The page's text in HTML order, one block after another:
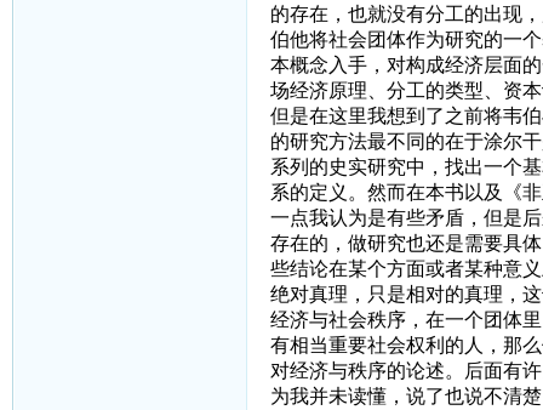
的存在，也就没有分工的出现
伯他将社会团体作为研究的一
本概念入手，对构成经济层面
场经济原理、分工的类型、资
但是在这里我想到了之前将韦
的研究方法最不同的在于涂尔
系列的史实研究中，找出一个
系的定义。然而在本书以及《
一点我认为是有些矛盾，但是
存在的，做研究也还是需要具
些结论在某个方面或者某种意
绝对真理，只是相对的真理，
经济与社会秩序，在一个团体
有相当重要社会权利的人，那
对经济与秩序的论述。后面有
为我并未读懂，说了也说不清